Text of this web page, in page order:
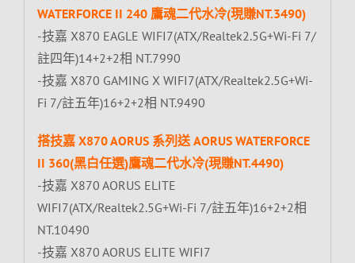
WATERFORCE II 240 鷹魂二代水冷(現賺NT.3490)
-技嘉 X870 EAGLE WIFI7(ATX/Realtek2.5G+Wi-Fi 7/
註四年)14+2+2相 NT.7990
-技嘉 X870 GAMING X WIFI7(ATX/Realtek2.5G+Wi-
Fi 7/註五年)16+2+2相 NT.9490
搭技嘉 X870 AORUS 系列送 AORUS WATERFORCE
II 360(黑白任選)鷹魂二代水冷(現賺NT.4490)
-技嘉 X870 AORUS ELITE
WIFI7(ATX/Realtek2.5G+Wi-Fi 7/註五年)16+2+2相
NT.10490
-技嘉 X870 AORUS ELITE WIFI7